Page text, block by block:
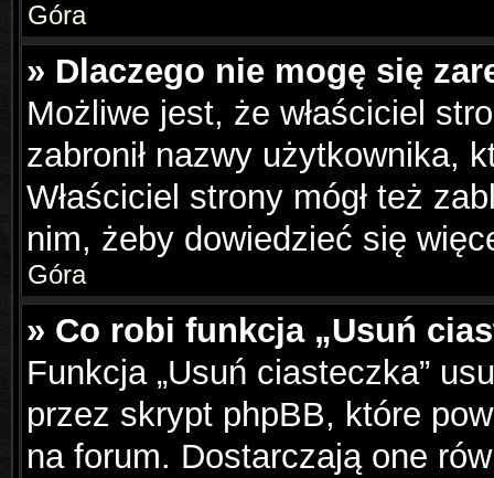
Góra
» Dlaczego nie mogę się
Możliwe jest, że właściciel
zabronił nazwy użytkownika,
Właściciel strony mógł też
nim, żeby dowiedzieć się
Góra
» Co robi funkcja „Usuń
Funkcja „Usuń ciasteczka”
przez skrypt phpBB, które
na forum. Dostarczają one